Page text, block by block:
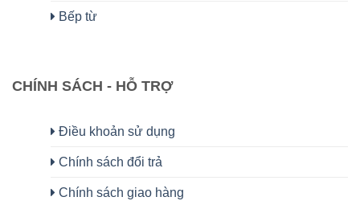
Bếp từ
CHÍNH SÁCH - HỖ TRỢ
Điều khoản sử dụng
Chính sách đổi trả
Chính sách giao hàng